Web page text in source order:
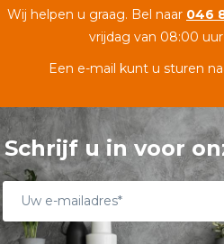
Wij helpen u graag. Bel naar 046
vrijdag van 08:00
Een e-mail kunt u sturen
Schrijf u in voor